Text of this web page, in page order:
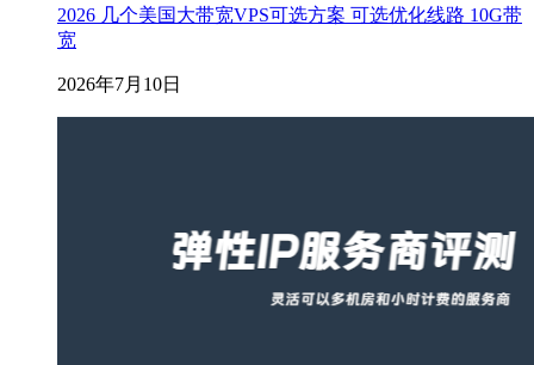
2026 几个美国大带宽VPS可选方案 可选优化线路 10G带
宽
2026年7月10日